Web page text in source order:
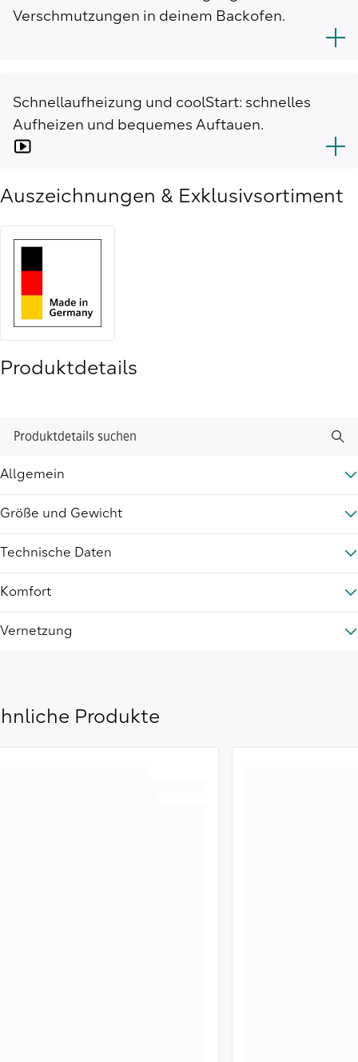
Verschmutzungen in deinem Backofen.
Schnellaufheizung und coolStart: schnelles
Aufheizen und bequemes Auftauen.
Auszeichnungen & Exklusivsortiment
Produktdetails
Produktdetails suchen
Allgemein
Größe und Gewicht
Technische Daten
Komfort
Vernetzung
Produkte